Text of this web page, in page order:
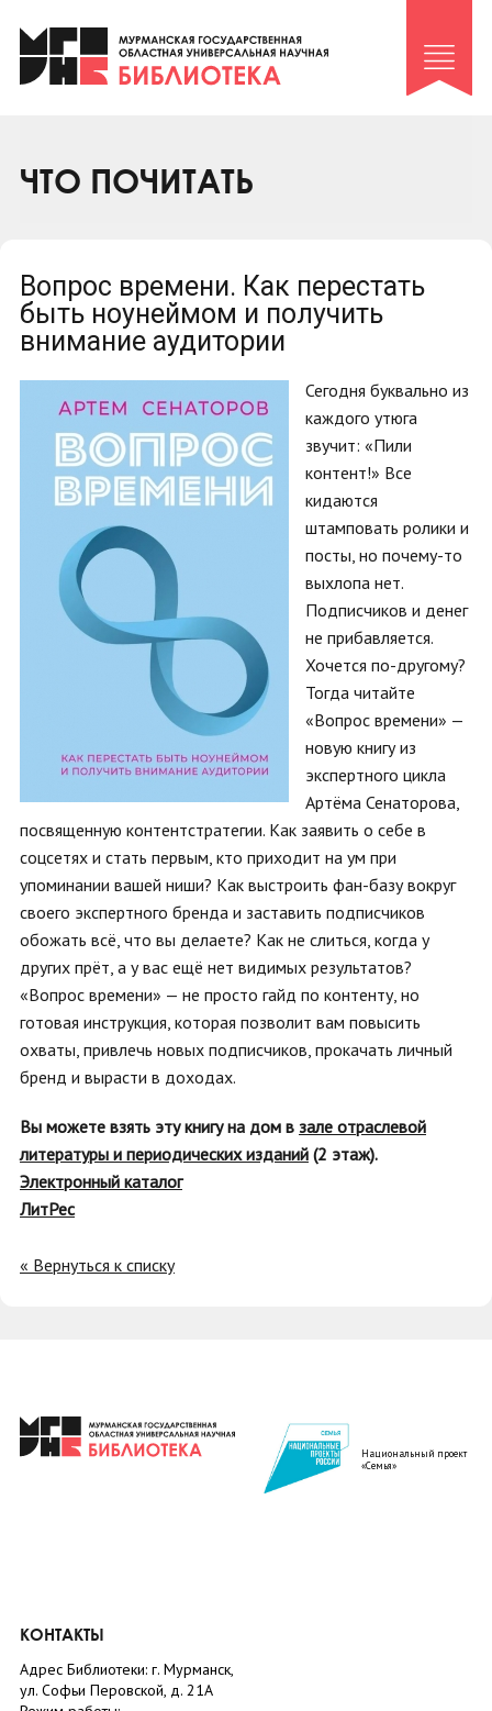
Клуб «Гиря и сельдерей»
Клуб «Семейный архив»
Коллегам
ЧТО ПОЧИТАТЬ
Вопрос времени. Как перестать
быть ноунеймом и получить
внимание аудитории
Сегодня буквально из
каждого утюга
звучит: «Пили
контент!» Все
кидаются
штамповать ролики и
посты, но почему-то
выхлопа нет.
Подписчиков и денег
не прибавляется.
Хочется по-другому?
Тогда читайте
«Вопрос времени» —
новую книгу из
экспертного цикла
Артёма Сенаторова,
посвященную контентстратегии. Как заявить о себе в
соцсетях и стать первым, кто приходит на ум при
упоминании вашей ниши? Как выстроить фан-базу вокруг
своего экспертного бренда и заставить подписчиков
обожать всё, что вы делаете? Как не слиться, когда у
других прёт, а у вас ещё нет видимых результатов?
«Вопрос времени» — не просто гайд по контенту, но
готовая инструкция, которая позволит вам повысить
охваты, привлечь новых подписчиков, прокачать личный
бренд и вырасти в доходах.
Вы можете взять эту книгу на дом в зале отраслевой
литературы и периодических изданий (2 этаж).
Электронный каталог
ЛитРес
« Вернуться к списку
Национальный проект
«Семья»
КОНТАКТЫ
Адрес Библиотеки: г. Мурманск,
ул. Софьи Перовской, д. 21А